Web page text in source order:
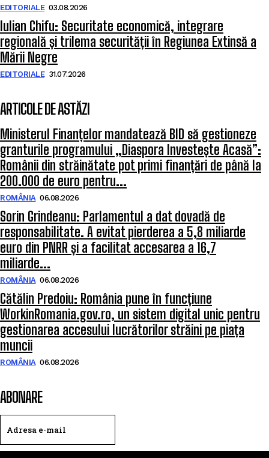
EDITORIALE 03.08.2026
Iulian Chifu: Securitate economică, integrare
regională și trilema securității în Regiunea Extinsă a
Mării Negre
EDITORIALE 31.07.2026
ARTICOLE DE ASTĂZI
Ministerul Finanțelor mandatează BID să gestioneze
granturile programului „Diaspora Investește Acasă”:
Românii din străinătate pot primi finanțări de până la
200.000 de euro pentru...
ROMÂNIA 06.08.2026
Sorin Grindeanu: Parlamentul a dat dovadă de
responsabilitate. A evitat pierderea a 5,8 miliarde
euro din PNRR și a facilitat accesarea a 16,7
miliarde...
ROMÂNIA 06.08.2026
Cătălin Predoiu: România pune în funcțiune
WorkinRomania.gov.ro, un sistem digital unic pentru
gestionarea accesului lucrătorilor străini pe piața
muncii
ROMÂNIA 06.08.2026
ABONARE